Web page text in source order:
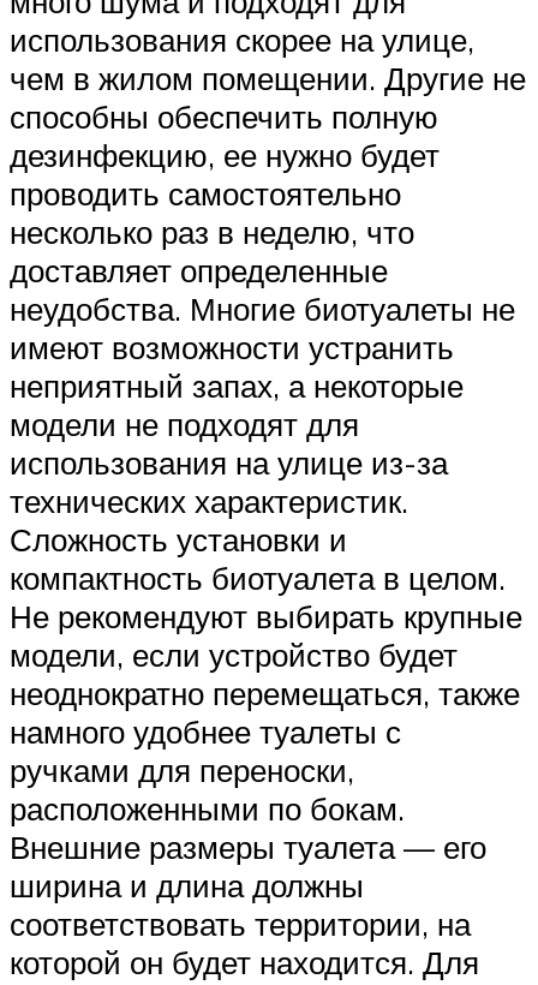
использования скорее на улице,
чем в жилом помещении. Другие не
способны обеспечить полную
дезинфекцию, ее нужно будет
проводить самостоятельно
несколько раз в неделю, что
доставляет определенные
неудобства. Многие биотуалеты не
имеют возможности устранить
неприятный запах, а некоторые
модели не подходят для
использования на улице из-за
технических характеристик.
Сложность установки и
компактность биотуалета в целом.
Не рекомендуют выбирать крупные
модели, если устройство будет
неоднократно перемещаться, также
намного удобнее туалеты с
ручками для переноски,
расположенными по бокам.
Внешние размеры туалета — его
ширина и длина должны
соответствовать территории, на
которой он будет находится. Для